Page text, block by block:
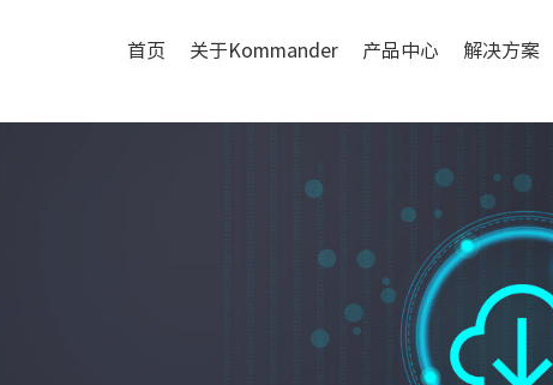
首页 关于Kommander 产品中心 解决方案